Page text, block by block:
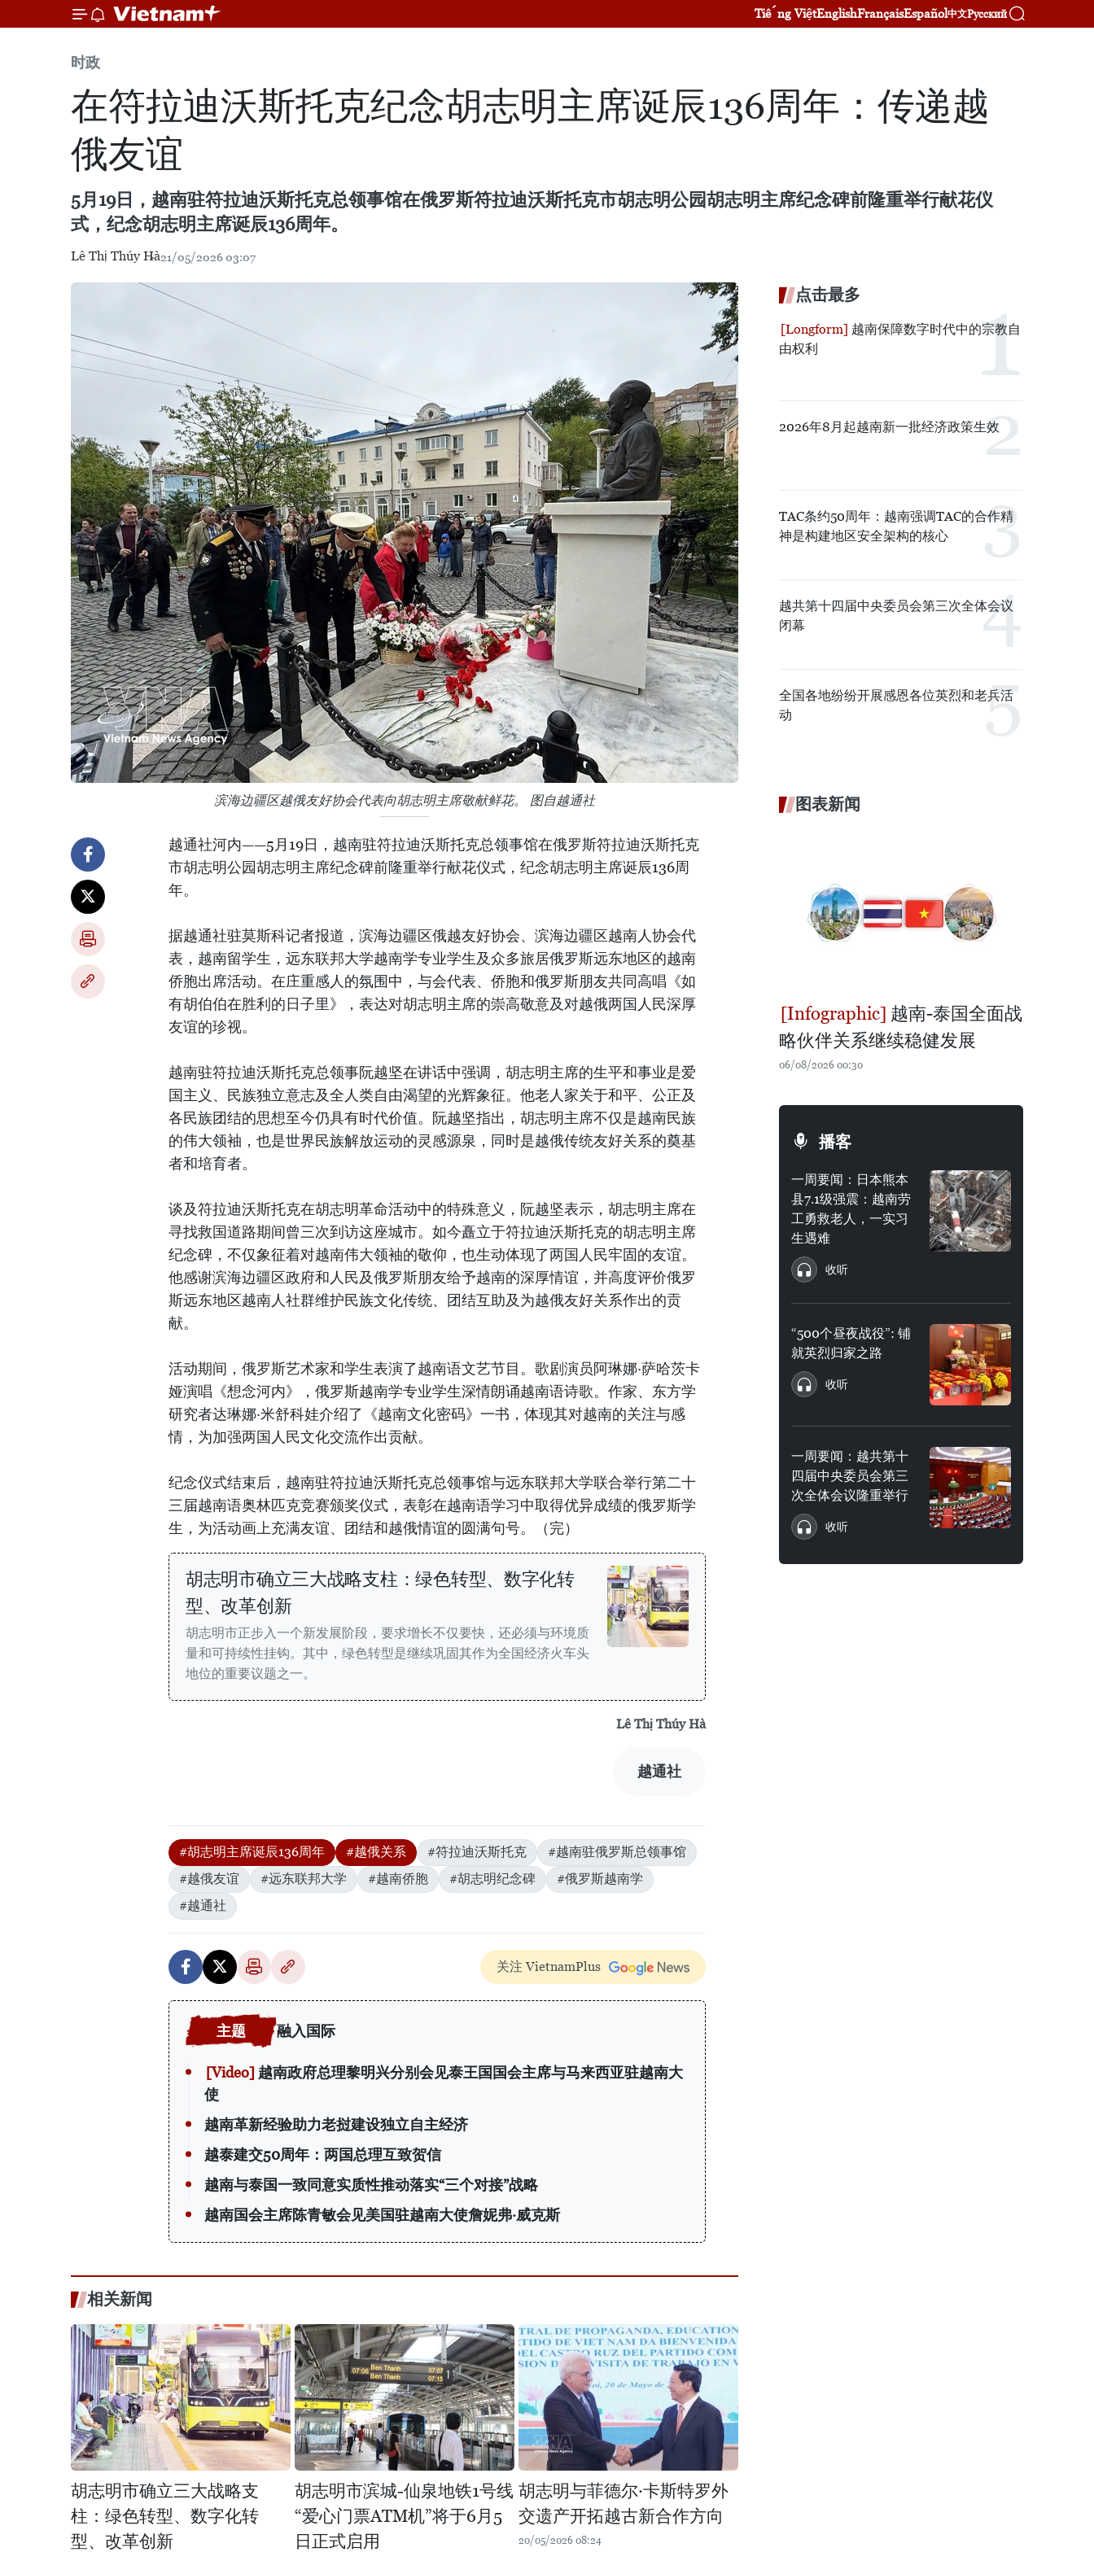
Tiếng ViệtEnglishFrançaisEspañol中文Русский
时政
在符拉迪沃斯托克纪念胡志明主席诞辰136周年：传递越
俄友谊
5月19日，越南驻符拉迪沃斯托克总领事馆在俄罗斯符拉迪沃斯托克市胡志明公园胡志明主席纪念碑前隆重举行献花仪
式，纪念胡志明主席诞辰136周年。
Lê Thị Thúy Hà21/05/2026 03:07
滨海边疆区越俄友好协会代表向胡志明主席敬献鲜花。 图自越通社
越通社河内——5月19日，越南驻符拉迪沃斯托克总领事馆在俄罗斯符拉迪沃斯托克
市胡志明公园胡志明主席纪念碑前隆重举行献花仪式，纪念胡志明主席诞辰136周
年。
据越通社驻莫斯科记者报道，滨海边疆区俄越友好协会、滨海边疆区越南人协会代
表，越南留学生，远东联邦大学越南学专业学生及众多旅居俄罗斯远东地区的越南
侨胞出席活动。在庄重感人的氛围中，与会代表、侨胞和俄罗斯朋友共同高唱《如
有胡伯伯在胜利的日子里》，表达对胡志明主席的崇高敬意及对越俄两国人民深厚
友谊的珍视。
越南驻符拉迪沃斯托克总领事阮越坚在讲话中强调，胡志明主席的生平和事业是爱
国主义、民族独立意志及全人类自由渴望的光辉象征。他老人家关于和平、公正及
各民族团结的思想至今仍具有时代价值。阮越坚指出，胡志明主席不仅是越南民族
的伟大领袖，也是世界民族解放运动的灵感源泉，同时是越俄传统友好关系的奠基
者和培育者。
谈及符拉迪沃斯托克在胡志明革命活动中的特殊意义，阮越坚表示，胡志明主席在
寻找救国道路期间曾三次到访这座城市。如今矗立于符拉迪沃斯托克的胡志明主席
纪念碑，不仅象征着对越南伟大领袖的敬仰，也生动体现了两国人民牢固的友谊。
他感谢滨海边疆区政府和人民及俄罗斯朋友给予越南的深厚情谊，并高度评价俄罗
斯远东地区越南人社群维护民族文化传统、团结互助及为越俄友好关系作出的贡
献。
活动期间，俄罗斯艺术家和学生表演了越南语文艺节目。歌剧演员阿琳娜·萨哈茨卡
娅演唱《想念河内》，俄罗斯越南学专业学生深情朗诵越南语诗歌。作家、东方学
研究者达琳娜·米舒科娃介绍了《越南文化密码》一书，体现其对越南的关注与感
情，为加强两国人民文化交流作出贡献。
纪念仪式结束后，越南驻符拉迪沃斯托克总领事馆与远东联邦大学联合举行第二十
三届越南语奥林匹克竞赛颁奖仪式，表彰在越南语学习中取得优异成绩的俄罗斯学
生，为活动画上充满友谊、团结和越俄情谊的圆满句号。（完）
胡志明市确立三大战略支柱：绿色转型、数字化转
型、改革创新
胡志明市正步入一个新发展阶段，要求增长不仅要快，还必须与环境质
量和可持续性挂钩。其中，绿色转型是继续巩固其作为全国经济火车头
地位的重要议题之一。
Lê Thị Thúy Hà
越通社
#胡志明主席诞辰136周年 #越俄关系 #符拉迪沃斯托克
#越南驻俄罗斯总领事馆
#越俄友谊
#远东联邦大学 #越南侨胞 #胡志明纪念碑
#俄罗斯越南学
#越通社
关注 VietnamPlus
融入国际
越南政府总理黎明兴分别会见泰王国国会主席与马来西亚驻越南大
使
越南革新经验助力老挝建设独立自主经济
越泰建交50周年：两国总理互致贺信
越南与泰国一致同意实质性推动落实“三个对接”战略
越南国会主席陈青敏会见美国驻越南大使詹妮弗·威克斯
相关新闻
胡志明市确立三大战略支
柱：绿色转型、数字化转
型、改革创新
胡志明市滨城-仙泉地铁1号线
“爱心门票ATM机”将于6月5
日正式启用
胡志明与菲德尔·卡斯特罗外
交遗产开拓越古新合作方向
20/05/2026 08:24
点击最多
越南保障数字时代中的宗教自
由权利
2026年8月起越南新一批经济政策生效
TAC条约50周年：越南强调TAC的合作精
神是构建地区安全架构的核心
越共第十四届中央委员会第三次全体会议
闭幕
全国各地纷纷开展感恩各位英烈和老兵活
动
图表新闻
越南-泰国全面战
略伙伴关系继续稳健发展
06/08/2026 00:30
播客
一周要闻：日本熊本
县7.1级强震：越南劳
工勇救老人，一实习
生遇难
收听
“500个昼夜战役”: 铺
就英烈归家之路
收听
一周要闻：越共第十
四届中央委员会第三
次全体会议隆重举行
收听